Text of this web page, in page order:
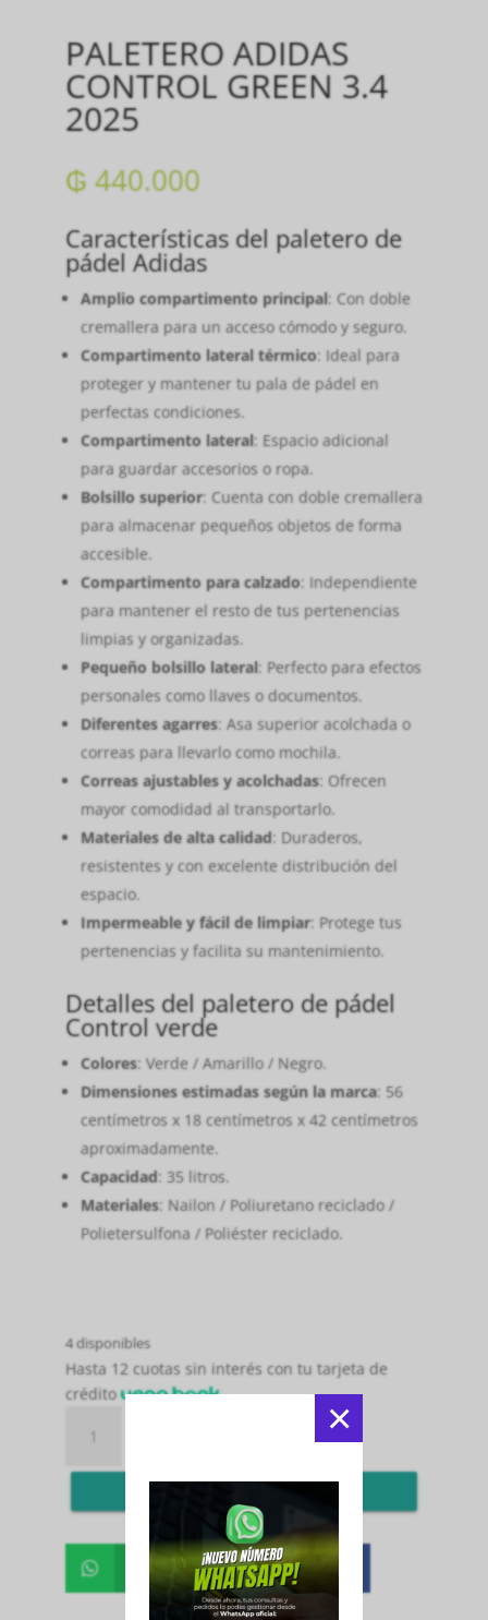
×
PALETERO ADIDAS
CONTROL GREEN 3.4
2025
₲ 440.000
Características del paletero de
pádel Adidas
Amplio compartimento principal: Con doble
cremallera para un acceso cómodo y seguro.
Compartimento lateral térmico: Ideal para
proteger y mantener tu pala de pádel en
perfectas condiciones.
Compartimento lateral: Espacio adicional
para guardar accesorios o ropa.
Bolsillo superior: Cuenta con doble cremallera
para almacenar pequeños objetos de forma
accesible.
Compartimento para calzado: Independiente
para mantener el resto de tus pertenencias
limpias y organizadas.
Pequeño bolsillo lateral: Perfecto para efectos
personales como llaves o documentos.
Diferentes agarres: Asa superior acolchada o
correas para llevarlo como mochila.
Correas ajustables y acolchadas: Ofrecen
mayor comodidad al transportarlo.
Materiales de alta calidad: Duraderos,
resistentes y con excelente distribución del
espacio.
Impermeable y fácil de limpiar: Protege tus
pertenencias y facilita su mantenimiento.
Detalles del paletero de pádel
Control verde
Colores: Verde / Amarillo / Negro.
Dimensiones estimadas según la marca: 56
centímetros x 18 centímetros x 42 centímetros
aproximadamente.
Capacidad: 35 litros.
Materiales: Nailon / Poliuretano reciclado /
Polietersulfona / Poliéster reciclado.
4 disponibles
Hasta 12 cuotas sin interés con tu tarjeta de
crédito
ADIDAS
CONTROL
3.4
2025
cantidad
Añadir al carrito
 Whatsapp  Facebook